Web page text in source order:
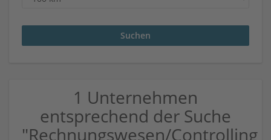
1 Unternehmen
entsprechend der Suche
"Rechnungswesen/Controlling